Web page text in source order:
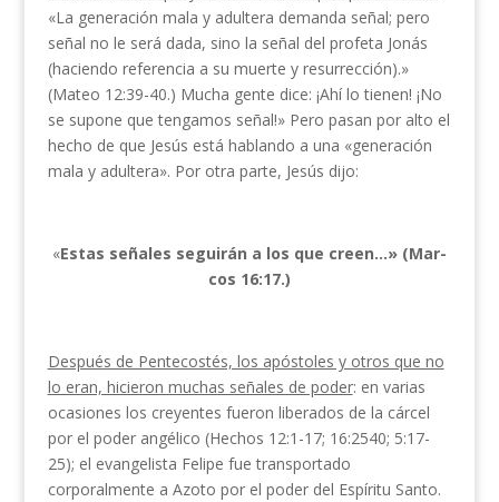
«La generación mala y adultera demanda señal; pero
señal no le será dada, sino la señal del profeta Jonás
(haciendo referencia a su muerte y resurrección).»
(Mateo 12:39-40.) Mu­cha gente dice: ¡Ahí lo tienen! ¡No
se supone que tengamos señal!» Pero pasan por alto el
hecho de que Jesús está hablando a una «generación
mala y adultera». Por otra parte, Jesús dijo:
«Estas señales seguirán a los que creen…» (Mar­
cos 16:17.)
Después de Pentecostés, los apóstoles y otros que no
lo eran, hicieron muchas señales de poder: en va­rias
ocasiones los creyentes fueron liberados de la cárcel
por el poder angélico (Hechos 12:1-17; 16:25­40; 5:17-
25); el evangelista Felipe fue transportado
corporalmente a Azoto por el poder del Espíritu Santo.